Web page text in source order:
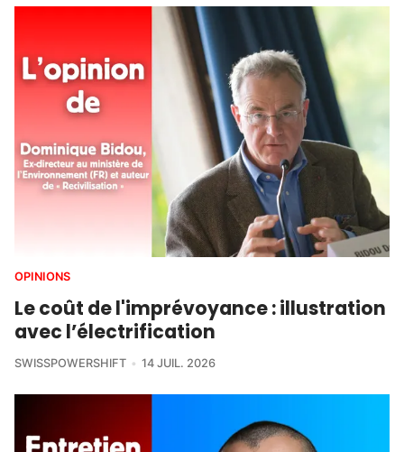
OPINIONS
Le coût de l'imprévoyance : illustration
avec l’électrification
SWISSPOWERSHIFT 14 JUIL. 2026